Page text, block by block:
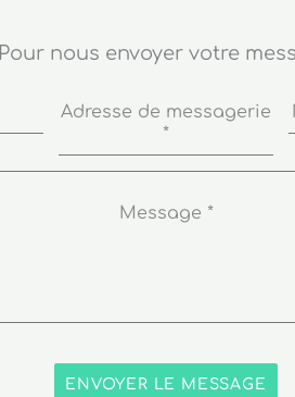
Pour nous envoyer votre
Adresse de messagerie
*
Message *
ENVOYER LE MESSAGE